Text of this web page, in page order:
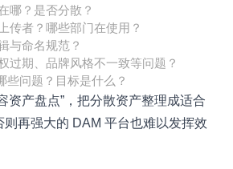
哪？是否分散？
传者？哪些部门在使用？
与命名规范？
过期、品牌风格不一致等问题？
些问题？目标是什么？
资产盘点”，把分散资产整理成适合
则再强大的 DAM 平台也难以发挥效